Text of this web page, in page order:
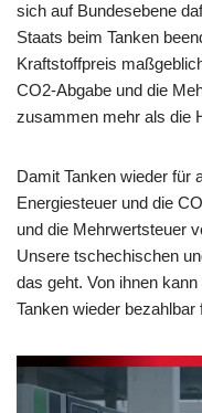
sich auf Bundesebene
Staats beim Tanken
Kraftstoffpreis
CO2-Abgabe und die
zusammen mehr als die
Damit Tanken wieder für
Energiesteuer und die
und die Mehrwertsteuer
Unsere tschechischen
das geht. Von ihnen
Tanken wieder bezahlbar